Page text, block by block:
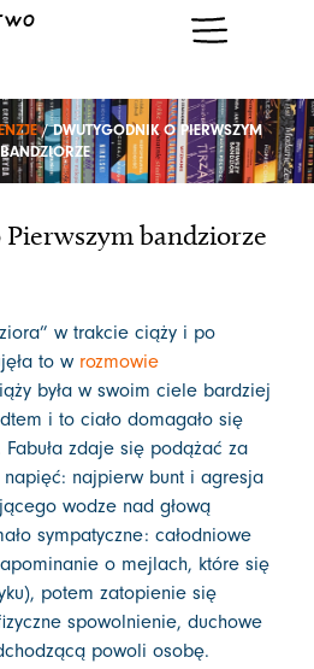
/ DWUTYGODNIK O PIERWSZYM
BANDZIORZE
bandziorze
w trakcie ciąży i po
to w rozmowie
była w swoim ciele bardziej
i to ciało domagało się
zdaje się podążać za
najpierw bunt i agresja
wodze nad głową
sympatyczne: całodniowe
o mejlach, które się
potem zatopienie się
spowolnienie, duchowe
powoli osobę.